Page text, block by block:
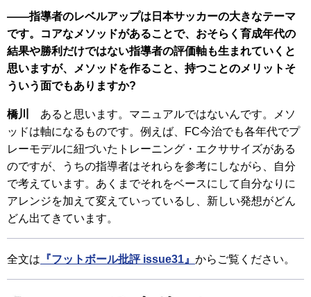
――指導者のレベルアップは日本サッカーの大きなテーマ
です。コアなメソッドがあることで、おそらく育成年代の
結果や勝利だけではない指導者の評価軸も生まれていくと
思いますが、メソッドを作ること、持つことのメリットそ
ういう面でもありますか?
橋川
あると思います。マニュアルではないんです。メソ
ッドは軸になるものです。例えば、FC今治でも各年代でプ
レーモデルに紐づいたトレーニング・エクササイズがある
のですが、うちの指導者はそれらを参考にしながら、自分
で考えています。あくまでそれをベースにして自分なりに
アレンジを加えて変えていっているし、新しい発想がどん
どん出てきています。
全文は 『フットボール批評 issue31』 からご覧ください。